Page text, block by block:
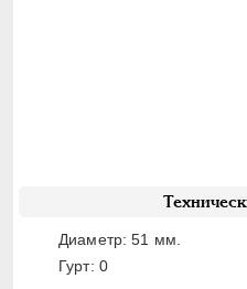
Диаметр: 51 мм.
Гурт: 0